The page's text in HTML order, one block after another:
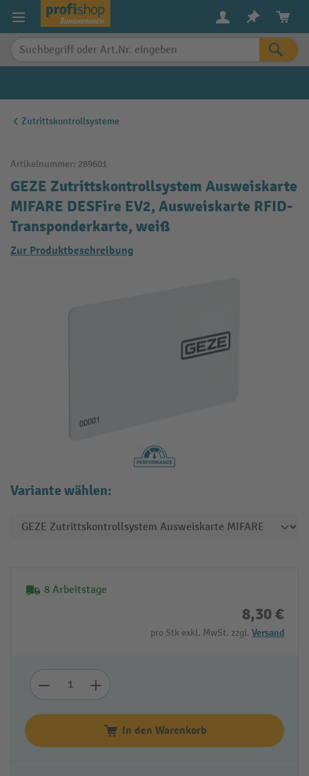
springen
Zutrittskontrollsysteme
Artikelnummer: 289601
GEZE Zutrittskontrollsystem Ausweiskarte
MIFARE DESFire EV2, Ausweiskarte RFID-
Transponderkarte, weiß
Zur Produktbeschreibung
Variante wählen:
8 Arbeitstage
8,30 €
pro Stk exkl. MwSt. zzgl. Versand
In den Warenkorb